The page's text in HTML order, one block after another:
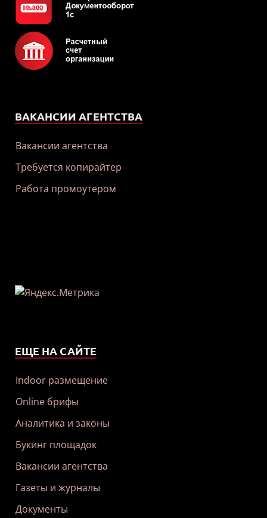
ВАКАНСИИ АГЕНТСТВА
Вакансии агентства
Требуется копирайтер
Работа промоутером
ЕЩЕ НА САЙТЕ
Indoor размещение
Online брифы
Аналитика и законы
Букинг площадок
Вакансии агентства
Газеты и журналы
Документы